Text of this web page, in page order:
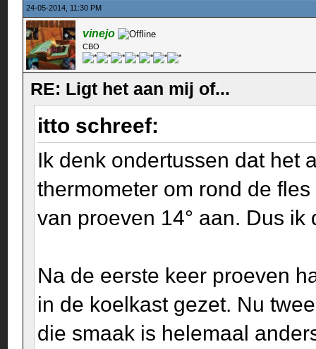
24-05-2014, 11:30 PM
vinejo
CBO
RE: Ligt het aan mij of...
itto schreef:
Ik denk ondertussen dat het
thermometer om rond de
van proeven 14° aan. Dus
Na de eerste keer proeven
in de koelkast gezet. Nu
die smaak is helemaal